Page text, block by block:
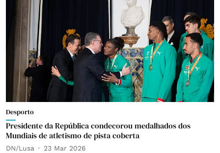
Desporto
Presidente da República condecorou medalhados dos
Mundiais de atletismo de pista coberta
DN/Lusa 23 Mar 2026